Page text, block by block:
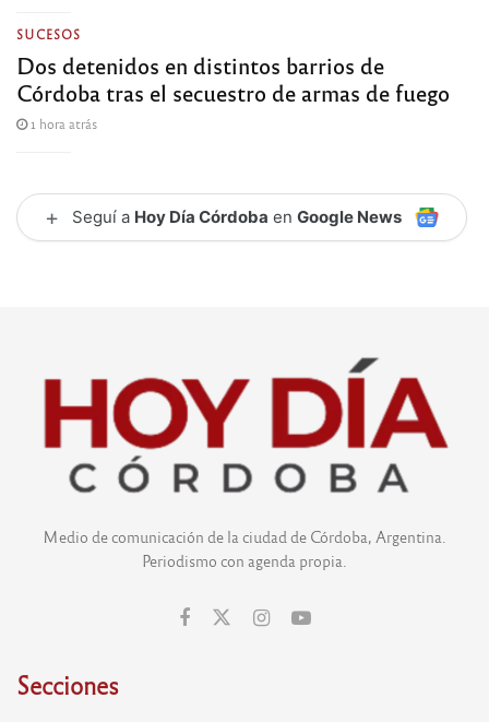
SUCESOS
Dos detenidos en distintos barrios de
Córdoba tras el secuestro de armas de fuego
1 hora atrás
+ Seguí a Hoy Día Córdoba en Google News
Medio de comunicación de la ciudad de Córdoba, Argentina.
Periodismo con agenda propia.
Secciones